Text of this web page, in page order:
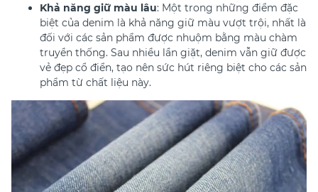
Khả năng giữ màu lâu: Một trong những điểm đặc
biệt của denim là khả năng giữ màu vượt trội, nhất là
đối với các sản phẩm được nhuộm bằng màu chàm
truyền thống. Sau nhiều lần giặt, denim vẫn giữ được
vẻ đẹp cổ điển, tạo nên sức hút riêng biệt cho các sản
phẩm từ chất liệu này.